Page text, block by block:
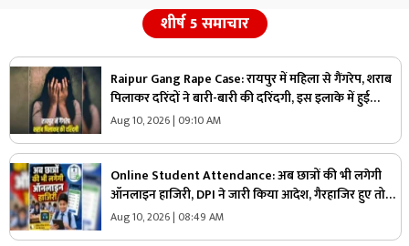
शीर्ष 5 समाचार
Raipur Gang Rape Case: रायपुर में महिला से गैंगरेप, शराब
पिलाकर दरिंदों ने बारी-बारी की दरिंदगी, इस इलाके में हुई
वारदात से पुलिस के उड़े होश
Aug 10, 2026 | 09:10 AM
Online Student Attendance: अब छात्रों की भी लगेगी
ऑनलाइन हाजिरी, DPI ने जारी किया आदेश, गैरहाजिर हुए तो
पहुंचेगा फोन!
Aug 10, 2026 | 08:49 AM